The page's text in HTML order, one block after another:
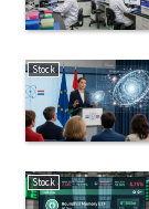
Stock
Stock